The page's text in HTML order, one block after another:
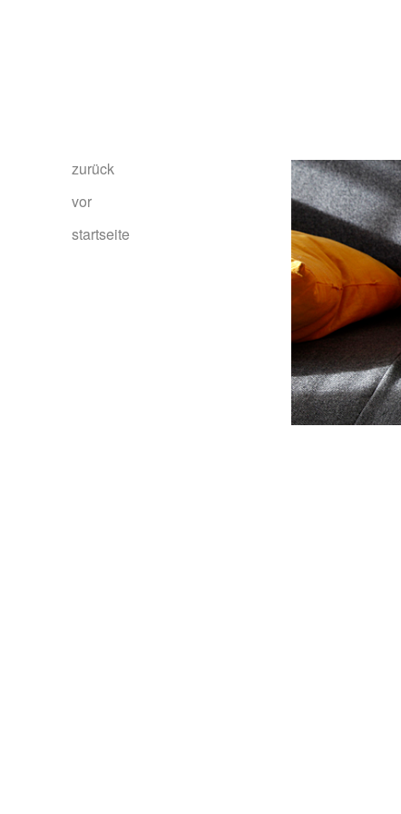
zurück
vor
startseite